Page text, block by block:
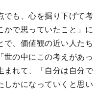
も、心を掘り下げて考
かで思っていたこと」に
、価値観の近い人たち
世の中にこの考えがあっ
まれて、「自分は自分で
しかになっていくと思い